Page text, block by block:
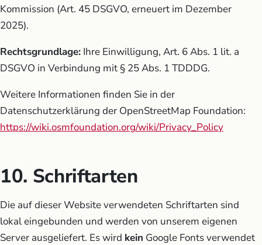
Kommission (Art. 45 DSGVO, erneuert im Dezember
2025).
Rechtsgrundlage: Ihre Einwilligung, Art. 6 Abs. 1 lit. a
DSGVO in Verbindung mit § 25 Abs. 1 TDDDG.
Weitere Informationen finden Sie in der
Datenschutzerklärung der OpenStreetMap Foundation:
https://wiki.osmfoundation.org/wiki/Privacy_Policy
10. Schriftarten
Die auf dieser Website verwendeten Schriftarten sind
lokal eingebunden und werden von unserem eigenen
Server ausgeliefert. Es wird kein Google Fonts verwendet